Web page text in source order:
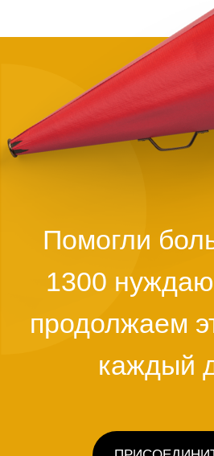
говорит статистика, на это
всего полгода. Мы в силах
нуждающимся, просто нужно